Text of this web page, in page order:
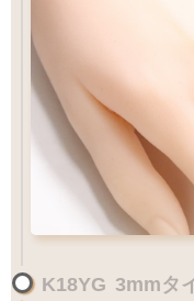
K18YG 3mmタ